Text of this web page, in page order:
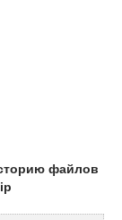
файлов